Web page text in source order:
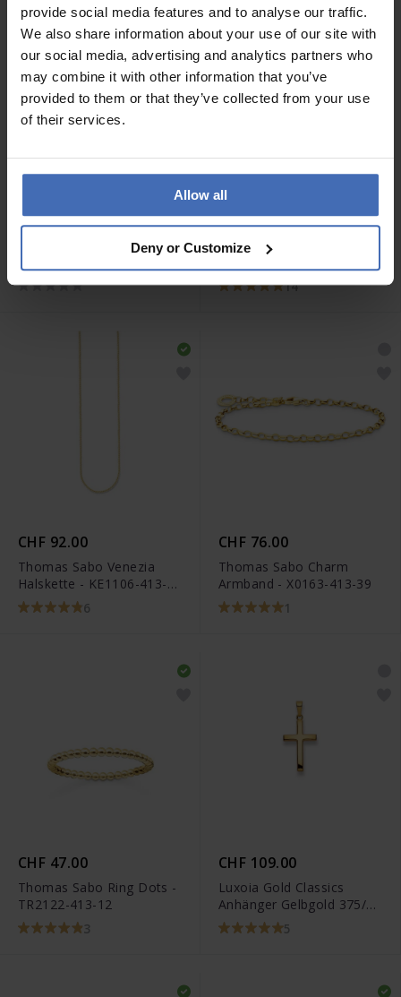
provide social media features and to analyse our traffic.
We also share information about your use of our site with
our social media, advertising and analytics partners who
may combine it with other information that you’ve
provided to them or that they’ve collected from your use
of their services.
Allow all
Deny or Customize
CHF 109.00
Engelsrufer Halskette
CHF 95.00
Xenox Poppy Poems
14
CHF 92.00
Thomas Sabo Venezia
Halskette - KE1106-413-
12
6
CHF 76.00
Thomas Sabo Charm
Armband - X0163-413-39
1
CHF 47.00
Thomas Sabo Ring Dots -
TR2122-413-12
3
CHF 109.00
Luxoia Gold Classics
Anhänger Gelbgold 375/9k
Kreuz
5